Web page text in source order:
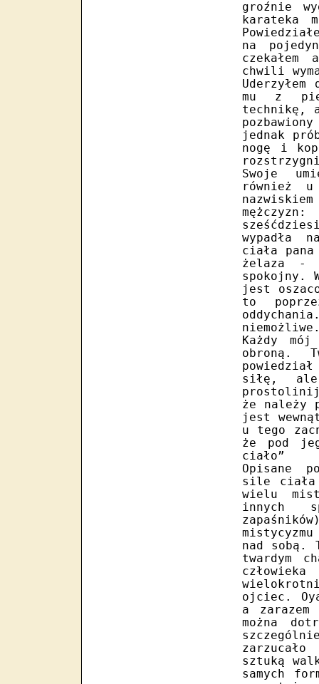
groźnie
karateka
na
chwili
mu z
technikę,
jednak
nogę i
Swoje
również
wypadła
ciała
żelaza -
spokojny.
jest
to
Każdy
obroną.
siłę,
że należy
jest
u tego
że pod
ciało”
Opisane
sile ciała i
wielu
innych
nad sobą.
twardym
ojciec.
a
można
sztuką
samych